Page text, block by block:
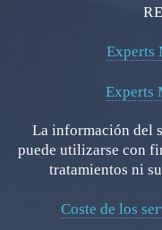
Experts
Experts
La información del
puede utilizarse con
tratamientos ni
Coste de los